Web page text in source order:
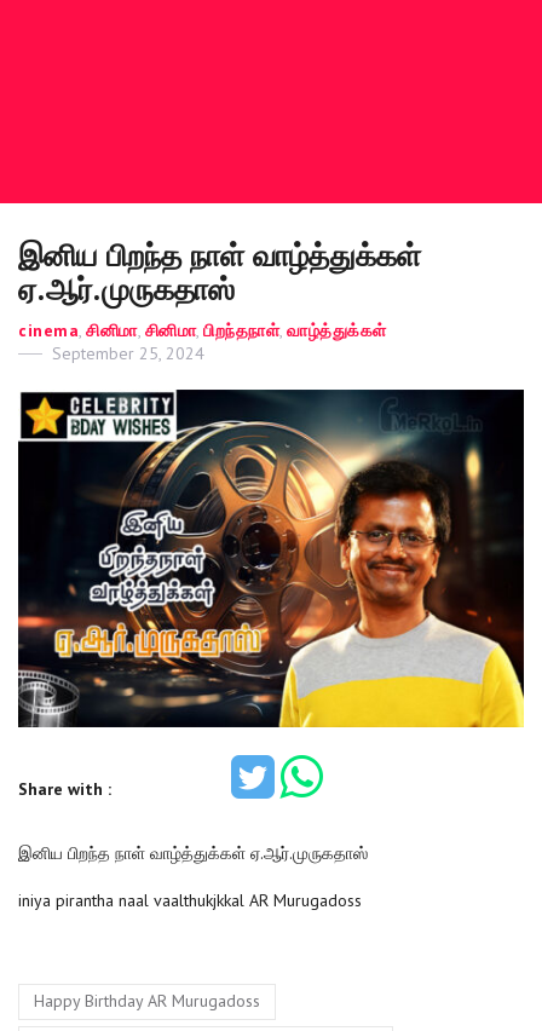
இனிய பிறந்த நாள் வாழ்த்துக்கள்
ஏ.ஆர்.முருகதாஸ்
Categories
cinema, சினிமா, சினிமா, பிறந்தநாள், வாழ்த்துக்கள்
Posted
September 25, 2024
Share with :
இனிய பிறந்த நாள் வாழ்த்துக்கள் ஏ.ஆர்.முருகதாஸ்
iniya pirantha naal vaalthukjkkal AR Murugadoss
Tags
Happy Birthday AR Murugadoss